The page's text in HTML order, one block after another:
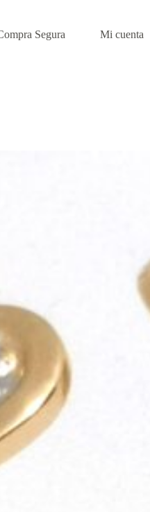
Segura Mi cuenta